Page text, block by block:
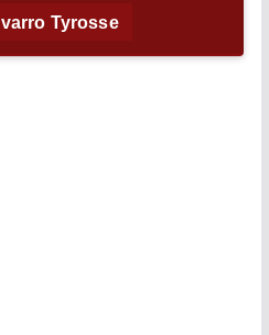
Tyrosse